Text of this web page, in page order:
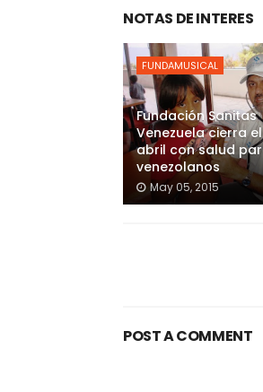
NOTAS DE INTERES
FUNDAMUSICAL
Fundación Sanitas
Venezuela cierra
abril con salud
venezolanos
May 05, 2015
POST A COMMENT